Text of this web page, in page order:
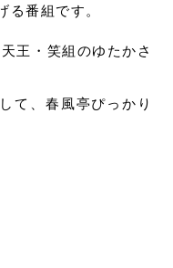
る番組です。
王・笑組のゆたかさ
て、春風亭ぴっかり